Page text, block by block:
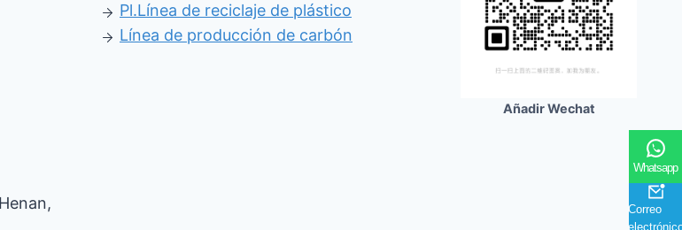
Pl.Línea de reciclaje de plástico
Línea de producción de carbón
Añadir Wechat
Whatsapp
Correo